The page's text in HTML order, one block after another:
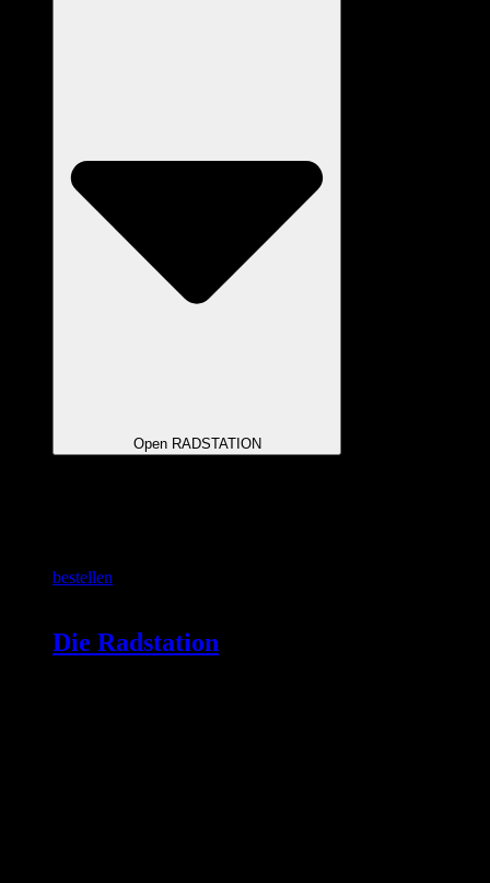
Open RADSTATION
bestellen
Die Radstation